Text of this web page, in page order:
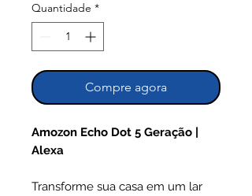
Quantidade *
Compre agora
Amozon Echo Dot 5 Geração |
Alexa
Transforme sua casa em um lar